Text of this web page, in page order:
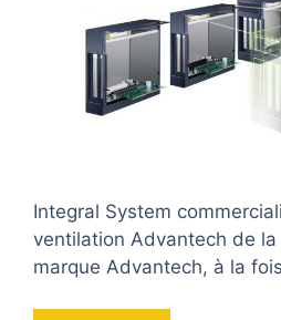
Integral System
ventilation Advantech de la
marque Advantech, à la